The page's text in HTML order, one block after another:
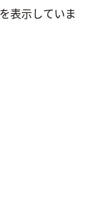
表示していま